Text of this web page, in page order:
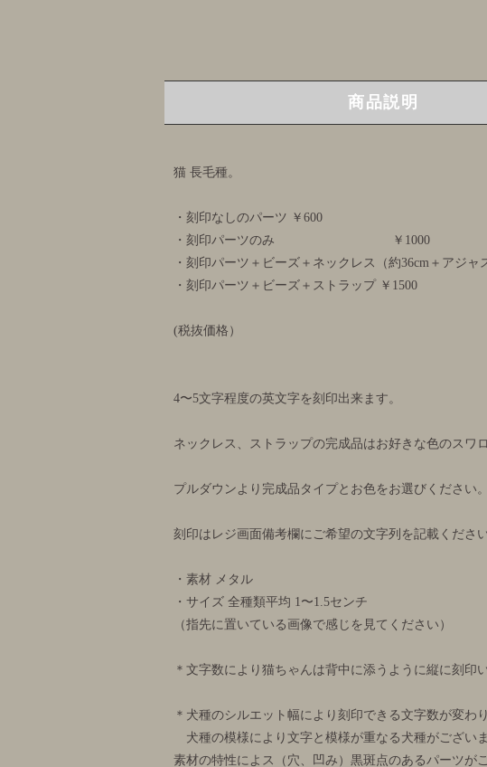
商品説明
猫 長毛種。
・刻印なしのパーツ ￥600
・刻印パーツのみ ￥1000
・刻印パーツ＋ビーズ＋ネックレス（約36cm＋アジャ
・刻印パーツ＋ビーズ＋ストラップ ￥1500
(税抜価格）
4〜5文字程度の英文字を刻印出来ます。
ネックレス、ストラップの完成品はお好きな色のスワ
プルダウンより完成品タイプとお色をお選びください。
刻印はレジ画面備考欄にご希望の文字列を記載ください
・素材 メタル
・サイズ 全種類平均 1〜1.5センチ
（指先に置いている画像で感じを見てください）
＊文字数により猫ちゃんは背中に添うように縦に刻印
＊犬種のシルエット幅により刻印できる文字数が変わり
犬種の模様により文字と模様が重なる犬種がござい
素材の特性によス（穴、凹み）黒斑点のあるパーツが